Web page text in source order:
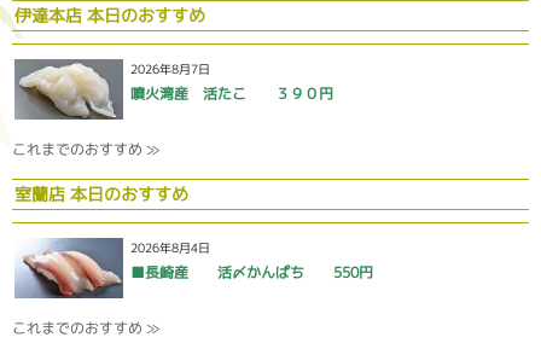
伊達本店 本日のおすすめ
2026年8月7日
噴火湾産 活たこ ３９０円
これまでのおすすめ ≫
室蘭店 本日のおすすめ
2026年8月4日
■長崎産 活〆かんぱち 550円
これまでのおすすめ ≫